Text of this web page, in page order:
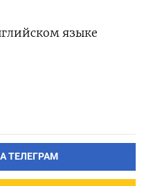
языке
ТЕЛЕГРАМ